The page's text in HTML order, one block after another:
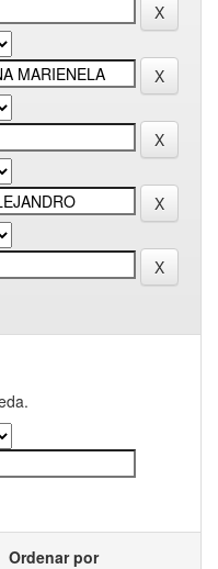
Ordenar por